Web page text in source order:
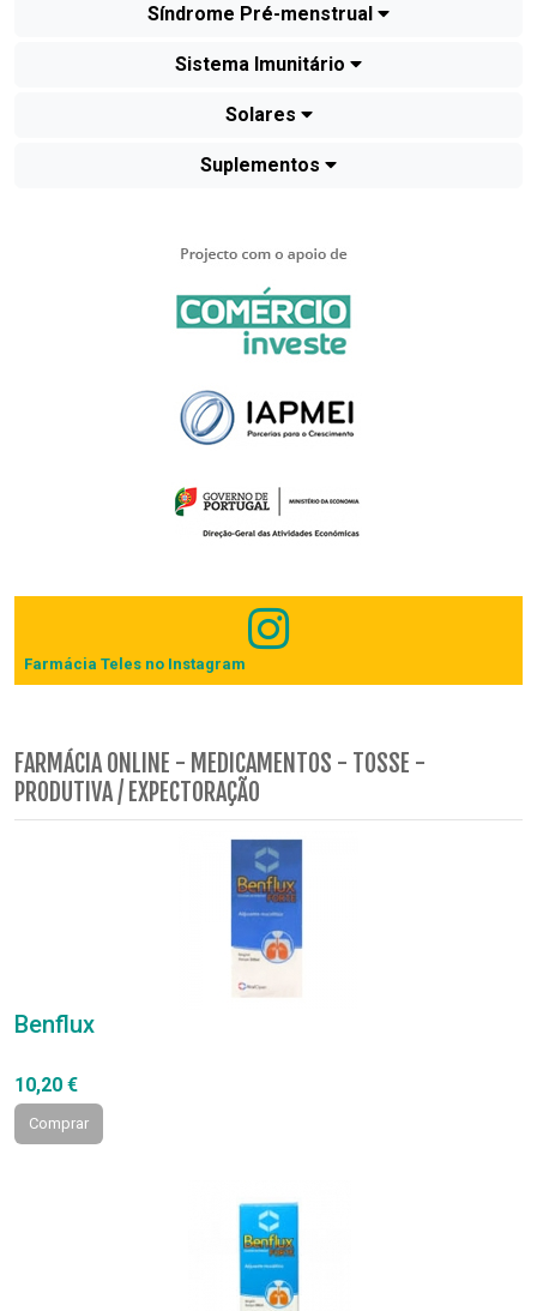
Síndrome Pré-menstrual
Sistema Imunitário
Solares
Suplementos
Farmácia Teles no Instagram
FARMÁCIA ONLINE - MEDICAMENTOS - TOSSE -
PRODUTIVA / EXPECTORAÇÃO
Benflux
10,20 €
Comprar